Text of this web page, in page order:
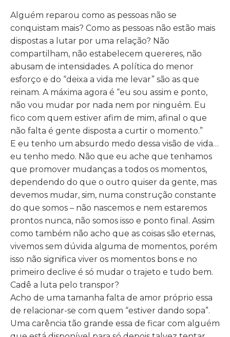
Alguém reparou como as pessoas não se
conquistam mais? Como as pessoas não estão mais
dispostas a lutar por uma relação? Não
compartilham, não estabelecem quereres, não
abusam de intensidades. A política do menor
esforço e do “deixa a vida me levar” são as que
reinam. A máxima agora é “eu sou assim e ponto,
não vou mudar por nada nem por ninguém. Eu
fico com quem estiver afim de mim, afinal o que
não falta é gente disposta a curtir o momento.”
E eu tenho um absurdo medo dessa visão de vida…
eu tenho medo. Não que eu ache que tenhamos
que promover mudanças a todos os momentos,
dependendo do que o outro quiser da gente, mas
devemos mudar, sim, numa construção constante
do que somos – não nascemos e nem estaremos
prontos nunca, não somos isso e ponto final. Assim
como também não acho que as coisas são eternas,
vivemos sem dúvida alguma de momentos, porém
isso não significa viver os momentos bons e no
primeiro declive é só mudar o trajeto e tudo bem.
Cadê a luta pelo transpor?
Acho de uma tamanha falta de amor próprio essa
de relacionar-se com quem “estiver dando sopa”.
Uma carência tão grande essa de ficar com alguém